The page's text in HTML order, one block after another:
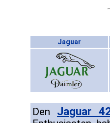
Jaguar
Den Jaguar